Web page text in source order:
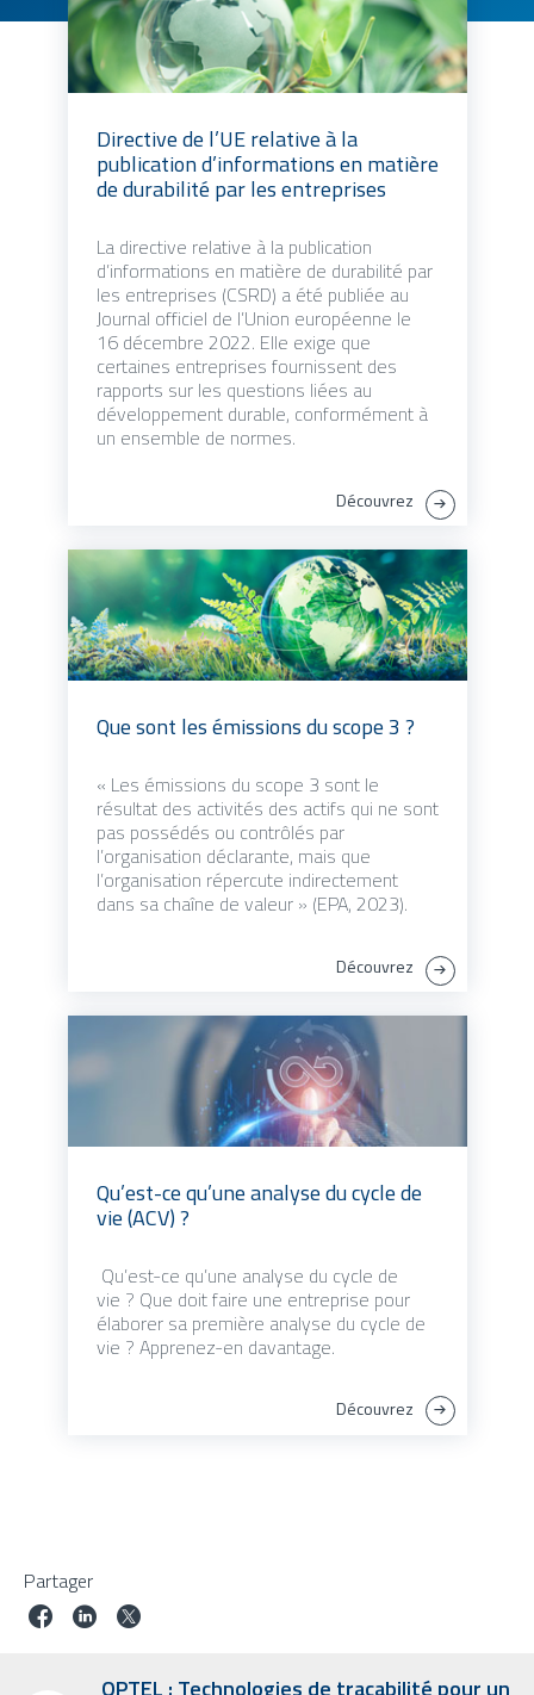
Directive de l’UE relative à la
publication d’informations en matière
de durabilité par les entreprises
La directive relative à la publication
d’informations en matière de durabilité par
les entreprises (CSRD) a été publiée au
Journal officiel de l’Union européenne le
16 décembre 2022. Elle exige que
certaines entreprises fournissent des
rapports sur les questions liées au
développement durable, conformément à
un ensemble de normes.
Découvrez
Que sont les émissions du scope 3 ?
« Les émissions du scope 3 sont le
résultat des activités des actifs qui ne sont
pas possédés ou contrôlés par
l’organisation déclarante, mais que
l’organisation répercute indirectement
dans sa chaîne de valeur » (EPA, 2023).
Découvrez
Qu’est-ce qu’une analyse du cycle de
vie (ACV) ?
Qu’est-ce qu’une analyse du cycle de
vie ? Que doit faire une entreprise pour
élaborer sa première analyse du cycle de
vie ? Apprenez-en davantage.
Découvrez
Partager